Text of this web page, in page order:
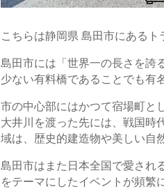
こちらは静岡県 島田市にあるト
島田市には「世界一の長さを誇
少ない有料橋であることでも有
市の中心部にはかつて宿場町と
大井川を渡った先には、戦国時
域は、歴史的建造物や美しい自
島田市はまた日本全国で愛され
をテーマにしたイベントが頻繁